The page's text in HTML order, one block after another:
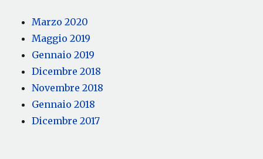
Marzo 2020
Maggio 2019
Gennaio 2019
Dicembre 2018
Novembre 2018
Gennaio 2018
Dicembre 2017